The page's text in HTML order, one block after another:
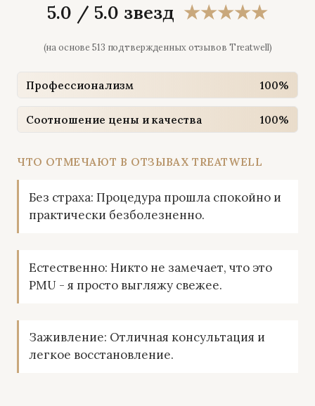
5.0 / 5.0 звезд ★★★★★
(на основе 513 подтвержденных отзывов Treatwell)
Профессионализм 100%
Соотношение цены и качества 100%
ЧТО ОТМЕЧАЮТ В ОТЗЫВАХ TREATWELL
Без страха: Процедура прошла спокойно и
практически безболезненно.
Естественно: Никто не замечает, что это
PMU - я просто выгляжу свежее.
Заживление: Отличная консультация и
легкое восстановление.